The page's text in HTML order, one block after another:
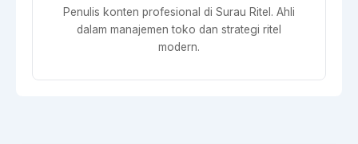
Penulis konten profesional di Surau Ritel. Ahli
dalam manajemen toko dan strategi ritel
modern.